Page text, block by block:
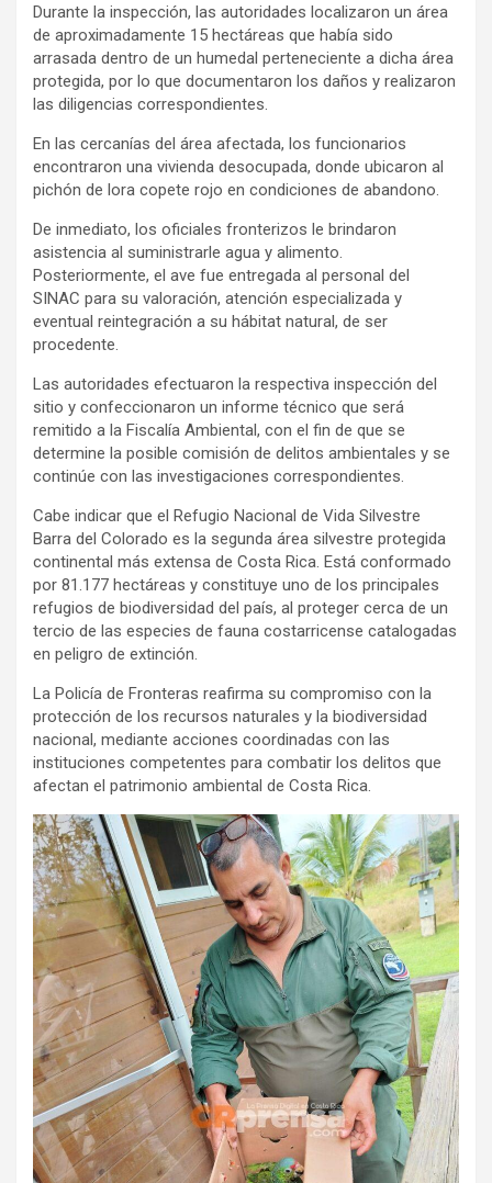
Durante la inspección, las autoridades localizaron un área
de aproximadamente 15 hectáreas que había sido
arrasada dentro de un humedal perteneciente a dicha área
protegida, por lo que documentaron los daños y realizaron
las diligencias correspondientes.
En las cercanías del área afectada, los funcionarios
encontraron una vivienda desocupada, donde ubicaron al
pichón de lora copete rojo en condiciones de abandono.
De inmediato, los oficiales fronterizos le brindaron
asistencia al suministrarle agua y alimento.
Posteriormente, el ave fue entregada al personal del
SINAC para su valoración, atención especializada y
eventual reintegración a su hábitat natural, de ser
procedente.
Las autoridades efectuaron la respectiva inspección del
sitio y confeccionaron un informe técnico que será
remitido a la Fiscalía Ambiental, con el fin de que se
determine la posible comisión de delitos ambientales y se
continúe con las investigaciones correspondientes.
Cabe indicar que el Refugio Nacional de Vida Silvestre
Barra del Colorado es la segunda área silvestre protegida
continental más extensa de Costa Rica. Está conformado
por 81.177 hectáreas y constituye uno de los principales
refugios de biodiversidad del país, al proteger cerca de un
tercio de las especies de fauna costarricense catalogadas
en peligro de extinción.
La Policía de Fronteras reafirma su compromiso con la
protección de los recursos naturales y la biodiversidad
nacional, mediante acciones coordinadas con las
instituciones competentes para combatir los delitos que
afectan el patrimonio ambiental de Costa Rica.